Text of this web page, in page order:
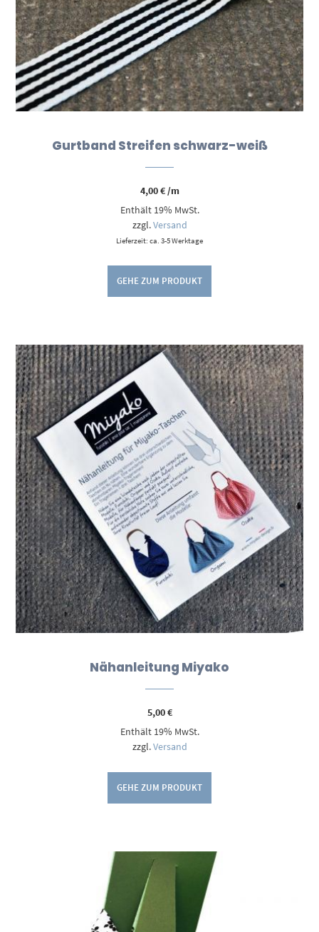
Gurtband Streifen schwarz-weiß
4,00€/m
Enthält 19% MwSt.
zzgl.Versand
Lieferzeit: ca. 3-5 Werktage
GEHE ZUM PRODUKT
Nähanleitung Miyako
5,00€
Enthält 19% MwSt.
zzgl.Versand
GEHE ZUM PRODUKT